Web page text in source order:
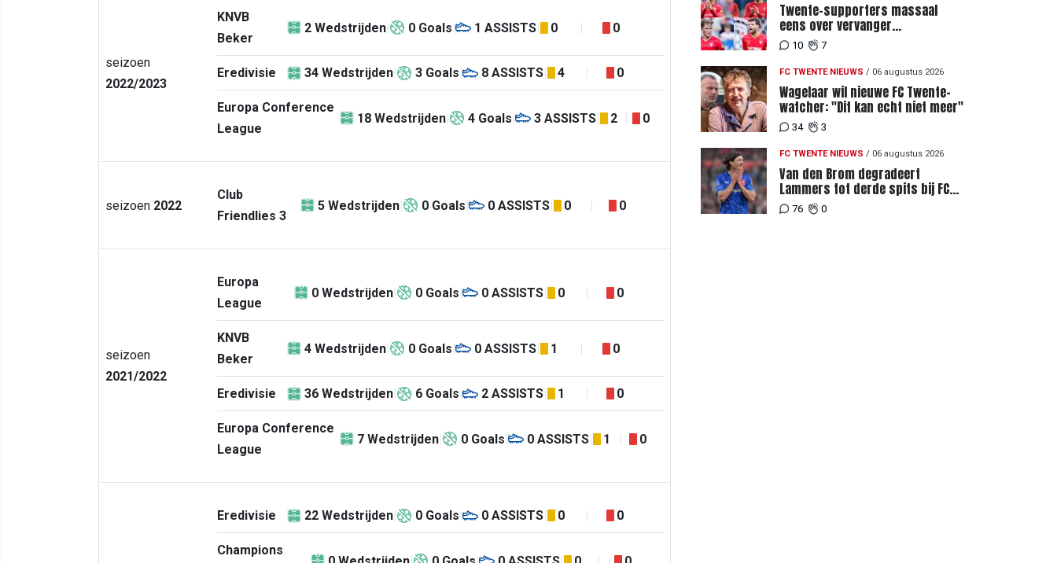
seizoen
2022/2023
KNVB
Beker
2 Wedstrijden 0 Goals 1 ASSISTS 0 0
Eredivisie 34 Wedstrijden 3 Goals 8 ASSISTS 4 0
Europa Conference
League
18 Wedstrijden 4 Goals 3 ASSISTS 2 0
seizoen 2022
Club
Friendlies 3
5 Wedstrijden 0 Goals 0 ASSISTS 0 0
seizoen
2021/2022
Europa
League
0 Wedstrijden 0 Goals 0 ASSISTS 0 0
KNVB
Beker
4 Wedstrijden 0 Goals 0 ASSISTS 1 0
Eredivisie 36 Wedstrijden 6 Goals 2 ASSISTS 1 0
Europa Conference
League
7 Wedstrijden 0 Goals 0 ASSISTS 1 0
Eredivisie 22 Wedstrijden 0 Goals 0 ASSISTS 0 0
Champions
Twente-supporters massaal
eens over vervanger
geblesseerde Lemkin tegen FC
DAC 04
10 7
FC TWENTE NIEUWS / 06 augustus 2026
Wagelaar wil nieuwe FC Twente-
watcher: "Dit kan echt niet meer"
34 3
FC TWENTE NIEUWS / 06 augustus 2026
Van den Brom degradeert
Lammers tot derde spits bij FC
Twente
76 0